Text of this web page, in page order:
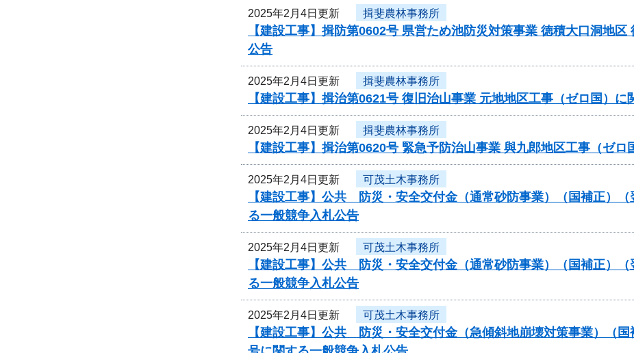
2025年2月4日更新 揖斐農林事務所
【建設工事】揖防第0602号 県営ため池防災対策事業 徳積大口洞地
公告
2025年2月4日更新 揖斐農林事務所
【建設工事】揖治第0621号 復旧治山事業 元地地区工事（ゼロ国）
2025年2月4日更新 揖斐農林事務所
【建設工事】揖治第0620号 緊急予防治山事業 與九郎地区工事（ゼ
2025年2月4日更新 可茂土木事務所
【建設工事】公共 防災・安全交付金（通常砂防事業）（国補正）
る一般競争入札公告
2025年2月4日更新 可茂土木事務所
【建設工事】公共 防災・安全交付金（通常砂防事業）（国補正）
る一般競争入札公告
2025年2月4日更新 可茂土木事務所
【建設工事】公共 防災・安全交付金（急傾斜地崩壊対策事業）（